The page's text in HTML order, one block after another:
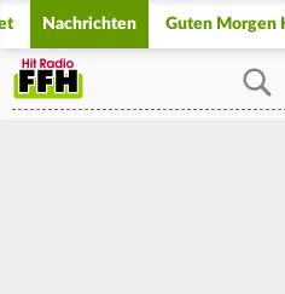
Nachrichten Guten Morgen